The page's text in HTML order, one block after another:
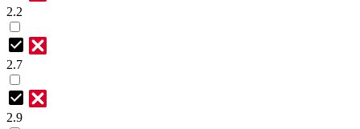
2.2
2.7
2.9